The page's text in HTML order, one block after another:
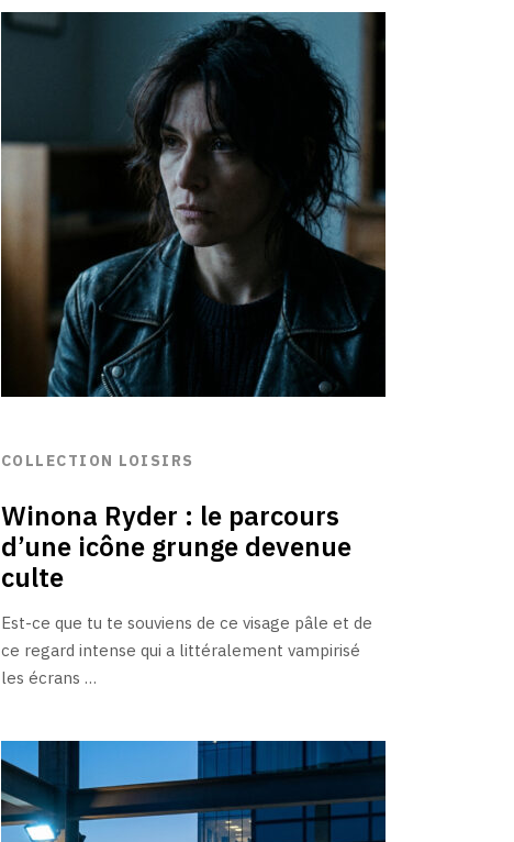
COLLECTION LOISIRS
Winona Ryder : le parcours
d’une icône grunge devenue
culte
Est-ce que tu te souviens de ce visage pâle et de
ce regard intense qui a littéralement vampirisé
les écrans …